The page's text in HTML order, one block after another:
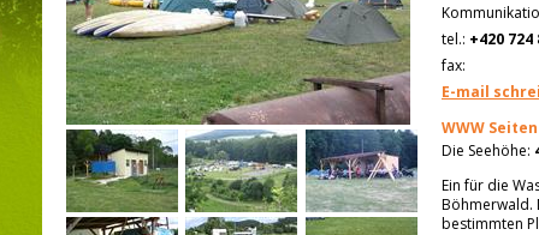
tel.: +420 724
fax:
E-mail
WWW Seiten
Die Seehöhe:
Ein für die
Böhmerwald.
bestimmten